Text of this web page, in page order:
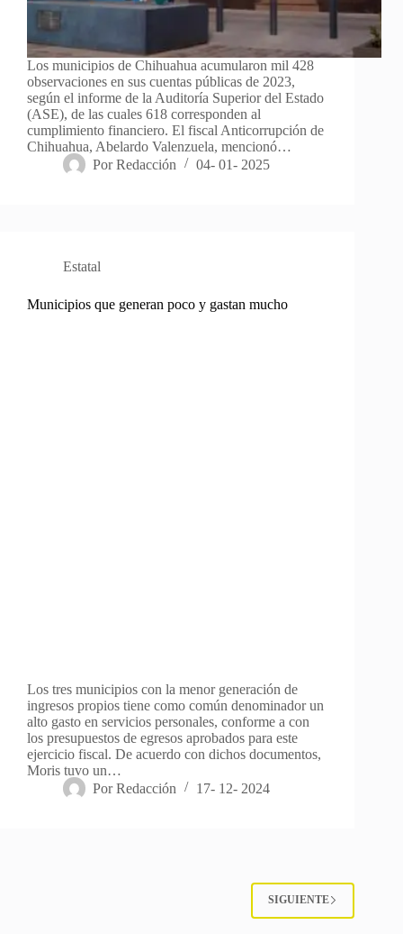
Los municipios de Chihuahua acumularon mil 428
observaciones en sus cuentas públicas de 2023,
según el informe de la Auditoría Superior del Estado
(ASE), de las cuales 618 corresponden al
cumplimiento financiero. El fiscal Anticorrupción de
Chihuahua, Abelardo Valenzuela, mencionó…
Por Redacción 04- 01- 2025
Estatal
Municipios que generan poco y gastan mucho
Los tres municipios con la menor generación de
ingresos propios tiene como común denominador un
alto gasto en servicios personales, conforme a con
los presupuestos de egresos aprobados para este
ejercicio fiscal. De acuerdo con dichos documentos,
Moris tuvo un…
Por Redacción 17- 12- 2024
SIGUIENTE